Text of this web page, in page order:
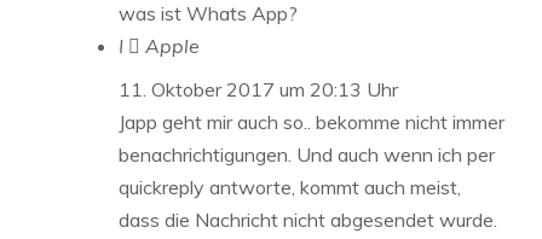
was ist Whats App?
I  Apple
11. Oktober 2017 um 20:13 Uhr
Japp geht mir auch so.. bekomme nicht immer
benachrichtigungen. Und auch wenn ich per
quickreply antworte, kommt auch meist,
dass die Nachricht nicht abgesendet wurde.